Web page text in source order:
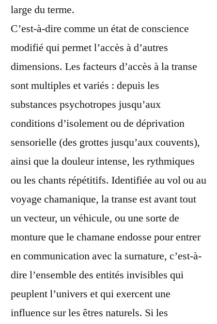
large du terme.
C’est-à-dire comme un état de conscience
modifié qui permet l’accès à d’autres
dimensions. Les facteurs d’accès à la transe
sont multiples et variés : depuis les
substances psychotropes jusqu’aux
conditions d’isolement ou de déprivation
sensorielle (des grottes jusqu’aux couvents),
ainsi que la douleur intense, les rythmiques
ou les chants répétitifs. Identifiée au vol ou au
voyage chamanique, la transe est avant tout
un vecteur, un véhicule, ou une sorte de
monture que le chamane endosse pour entrer
en communication avec la surnature, c’est-à-
dire l’ensemble des entités invisibles qui
peuplent l’univers et qui exercent une
influence sur les êtres naturels. Si les